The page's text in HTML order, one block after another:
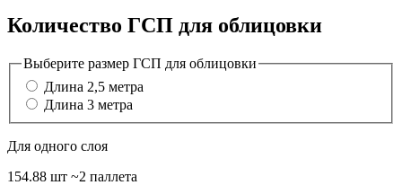
Количество ГСП для облицовки
Выберите размер ГСП для облицовки
Длина 2,5 метра
Длина 3 метра
Для одного слоя
154.88 шт ~2 паллета